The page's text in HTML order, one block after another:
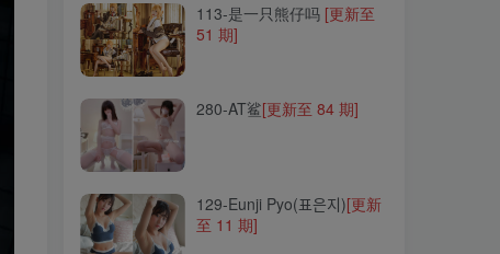
280-AT鲨
130-GMS(고말숙)
113-是一只熊仔吗 [更新至
51 期]
280-AT鲨[更新至 84 期]
129-Eunji Pyo(표은지)[更新
至 11 期]